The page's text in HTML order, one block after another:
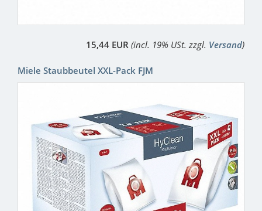
15,44 EUR (incl. 19% USt. zzgl. Versand)
Miele Staubbeutel XXL-Pack FJM